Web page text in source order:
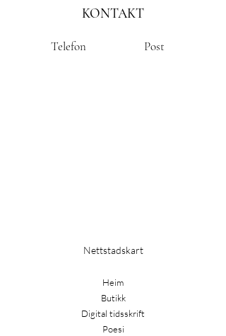
KONTAKT
Telefon Post
Nettstadskart
Heim
Butikk
Digital tidsskrift
Poesi